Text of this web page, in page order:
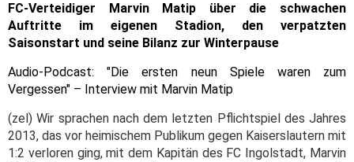
FC-Verteidiger Marvin Matip über die schwachen
Auftritte im eigenen Stadion, den verpatzten
Saisonstart und seine Bilanz zur Winterpause
Audio-Podcast: "Die ersten neun Spiele waren zum
Vergessen" – Interview mit Marvin Matip
(zel) Wir sprachen nach dem letzten Pflichtspiel des Jahres
2013, das vor heimischem Publikum gegen Kaiserslautern mit
1:2 verloren ging, mit dem Kapitän des FC Ingolstadt, Marvin